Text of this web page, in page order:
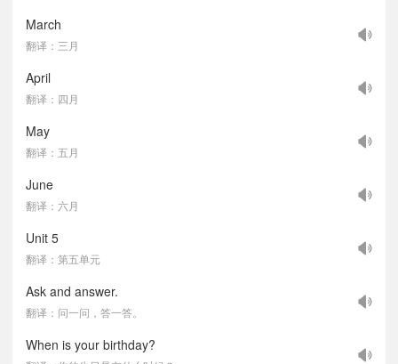
March
翻译：三月
April
翻译：四月
May
翻译：五月
June
翻译：六月
Unit 5
翻译：第五单元
Ask and answer.
翻译：问一问，答一答。
When is your birthday?